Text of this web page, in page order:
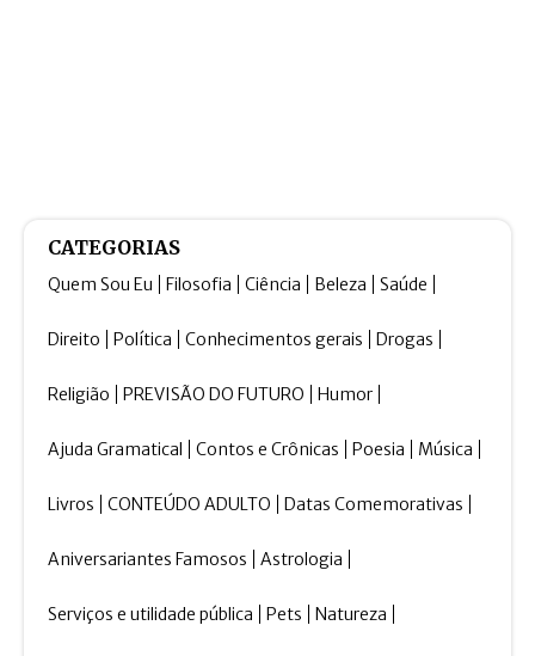
CATEGORIAS
Quem Sou Eu Filosofia Ciência Beleza Saúde
Direito Política Conhecimentos gerais Drogas
Religião PREVISÃO DO FUTURO Humor
Ajuda Gramatical Contos e Crônicas Poesia Música
Livros CONTEÚDO ADULTO Datas Comemorativas
Aniversariantes Famosos Astrologia
Serviços e utilidade pública Pets Natureza